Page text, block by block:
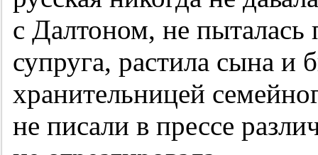
с Далтоном, не пыталась
супруга, растила сына и
хранительницей
не писали в прессе